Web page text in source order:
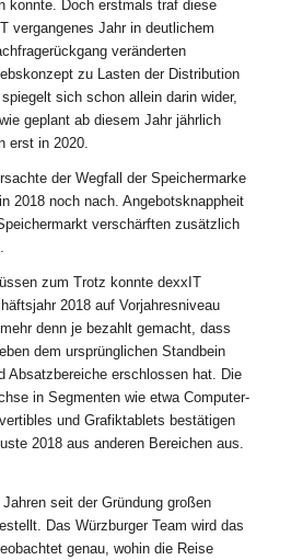
konnte. Doch erstmals traf diese
vergangenes Jahr in deutlichem
veränderten
zu Lasten der Distribution
sich schon allein darin wider,
geplant ab diesem Jahr jährlich
erst in 2020.
der Wegfall der Speichermarke
2018 noch nach. Angebotsknappheit
verschärften zusätzlich
zum Trotz konnte dexxIT
2018 auf Vorjahresniveau
denn je bezahlt gemacht, dass
dem ursprünglichen Standbein
Absatzbereiche erschlossen hat. Die
in Segmenten wie etwa Computer-
und Grafiktablets bestätigen
2018 aus anderen Bereichen aus.
seit der Gründung großen
Das Würzburger Team wird das
genau, wohin die Reise